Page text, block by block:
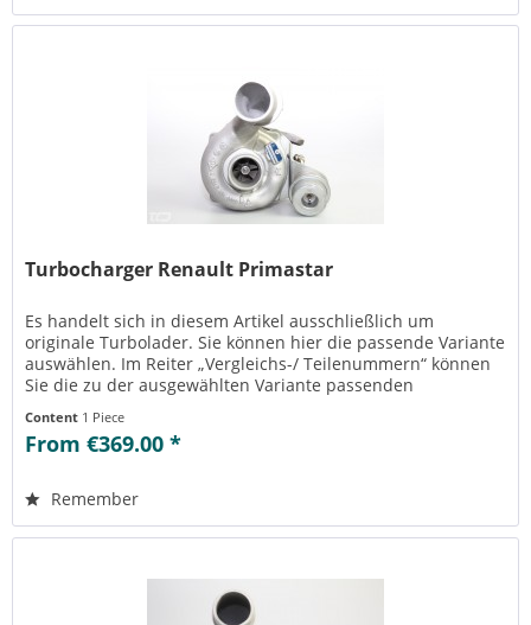
Turbocharger Renault Primastar
Es handelt sich in diesem Artikel ausschließlich um
originale Turbolader. Sie können hier die passende Variante
auswählen. Im Reiter „Vergleichs-/ Teilenummern“ können
Sie die zu der ausgewählten Variante passenden
Content 1 Piece
From €369.00 *
Remember